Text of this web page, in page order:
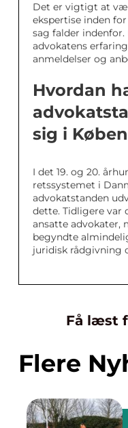
Det er vigtigt at
ekspertise inden
sag falder
advokatens
anmeldelser og
Hvordan
sig i
I det 19. og 20.
retssystemet i
advokatstanden
dette. Tidligere var
ansatte advokater,
begyndte
juridisk rådgivning
Få læst
Flere